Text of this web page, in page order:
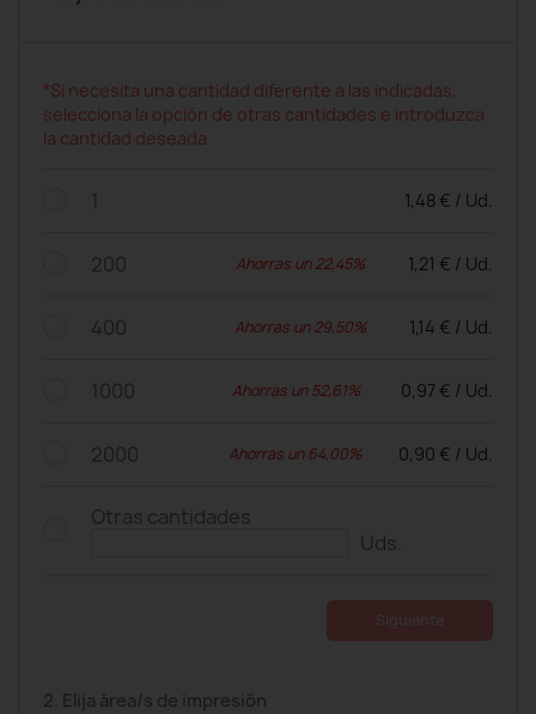
*Si necesita una cantidad diferente a las indicadas,
selecciona la opción de otras cantidades e introduzca
la cantidad deseada
1 1,48 € / Ud.
200 Ahorras un 22,45% 1,21 € / Ud.
400 Ahorras un 29,50% 1,14 € / Ud.
1000 Ahorras un 52,61% 0,97 € / Ud.
2000 Ahorras un 64,00% 0,90 € / Ud.
Otras cantidades
Uds.
2. Elija área/s de impresión